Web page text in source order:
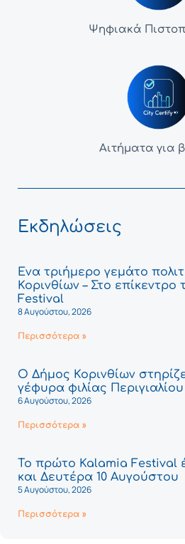
Ψηφιακά
Αιτήματα για
Εκδηλώσεις
Ένα τριήμερο γεμάτο
Κορινθίων – Στο
Festival
8 Αυγούστου, 2026
Περισσότερα »
Ο Δήμος Κορινθίων
γέφυρα φιλίας
6 Αυγούστου, 2026
Περισσότερα »
Το πρώτο Kalamia Festival
και Δευτέρα 10 Αυγούστου
5 Αυγούστου, 2026
Περισσότερα »